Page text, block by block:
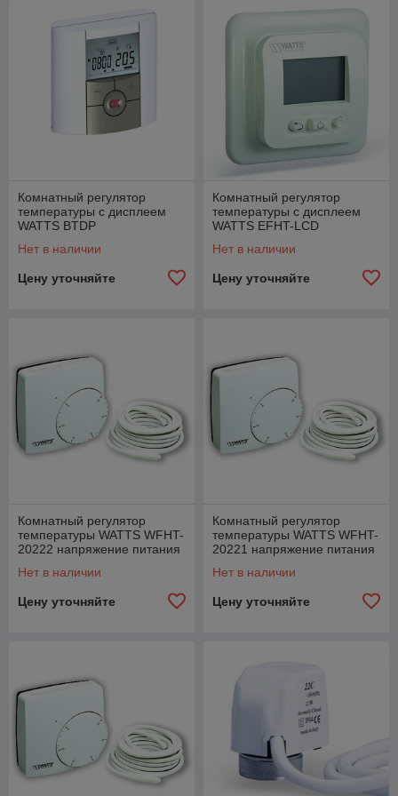
Комнатный регулятор
температуры с дисплеем
WATTS BTDP
Нет в наличии
Цену уточняйте
Комнатный регулятор
температуры с дисплеем
WATTS EFHT-LCD
Нет в наличии
Цену уточняйте
Комнатный регулятор
температуры WATTS WFHT-
20222 напряжение питания
Нет в наличии
Цену уточняйте
Комнатный регулятор
температуры WATTS WFHT-
20221 напряжение питания
Нет в наличии
Цену уточняйте